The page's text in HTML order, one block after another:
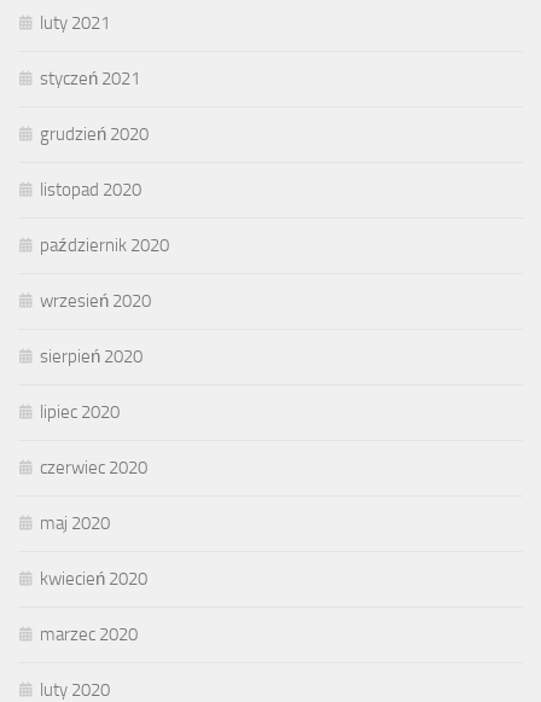
luty 2021
styczeń 2021
grudzień 2020
listopad 2020
październik 2020
wrzesień 2020
sierpień 2020
lipiec 2020
czerwiec 2020
maj 2020
kwiecień 2020
marzec 2020
luty 2020